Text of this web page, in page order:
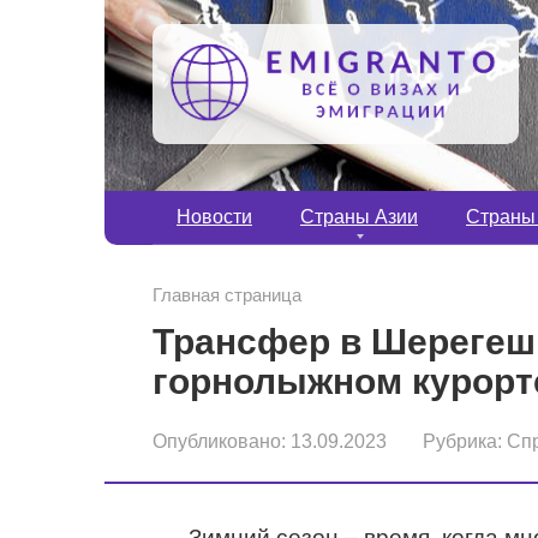
Новости Страны Азии Страны
Главная страница
Трансфер в
горнолыжном
Опубликовано: 13.09.2023 Рубрика: